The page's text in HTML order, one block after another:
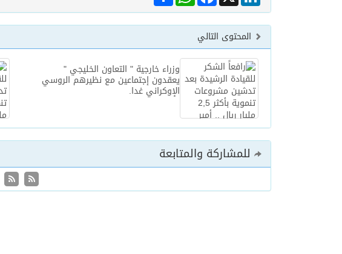
المحتوى التالي
وزراء خارجية " التعاون الخليجي "
يعقدون إجتماعين مع نظيرهم الروسي
الإوكراني غدا.
للمشاركة والمتابعة